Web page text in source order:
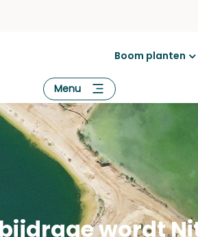
Boom planten
Menu
wordt